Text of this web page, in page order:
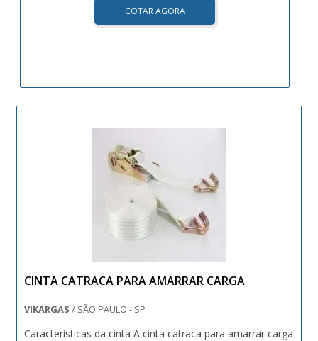
COTAR AGORA
CINTA CATRACA PARA AMARRAR CARGA
VIKARGAS/ SÃO PAULO - SP
Características da cinta A cinta catraca para amarrar carga